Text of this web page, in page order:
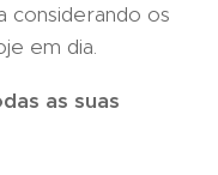
considerando os
em dia.
as suas